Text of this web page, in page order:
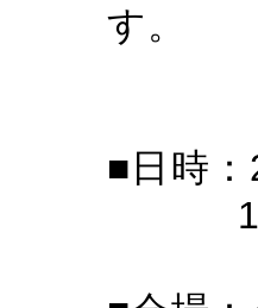
す。
■日時